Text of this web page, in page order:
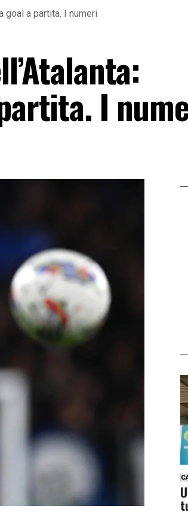
goal a partita. I numeri
I